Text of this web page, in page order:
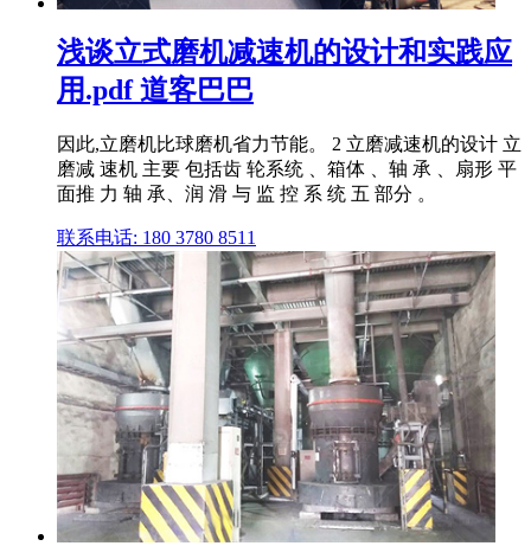
浅谈立式磨机减速机的设计和实践应
用.pdf 道客巴巴
因此,立磨机比球磨机省力节能。 2 立磨减速机的设计 立
磨减 速机 主要 包括齿 轮系统 、箱体 、轴 承 、扇形 平
面推 力 轴 承、润 滑 与 监 控 系 统 五 部分 。
联系电话: 180 3780 8511